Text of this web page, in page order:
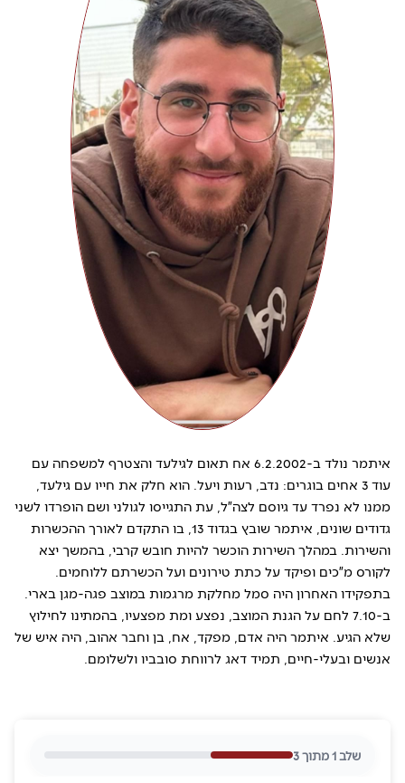
איתמר נולד ב-6.2.2002 אח תאום לגילעד והצטרף למשפחה עם
עוד 3 אחים בוגרים: נדב, רעות ויעל. הוא חלק את חייו עם גילעד,
ממנו לא נפרד עד גיוסם לצה״ל, עת התגייסו לגולני ושם הופרדו לשני
גדודים שונים, איתמר שובץ בגדוד 13, בו התקדם לאורך ההכשרות
והשירות. במהלך השירות הוכשר להיות חובש קרבי, בהמשך יצא
לקורס מ״כים ופיקד על כתת טירונים ועל הכשרתם ללוחמים.
בתפקידו האחרון היה סמל מחלקת מרגמות במוצב פגה-מגן בארי.
ב-7.10 לחם על הגנת המוצב, נפצע ומת מפצעיו, בהמתינו לחילוץ
שלא הגיע. איתמר היה אדם, מפקד, אח, בן וחבר אהוב, היה איש של
אנשים ובעלי-חיים, תמיד דאג לרווחת סובביו ולשלומם.
שלב1מתוך3